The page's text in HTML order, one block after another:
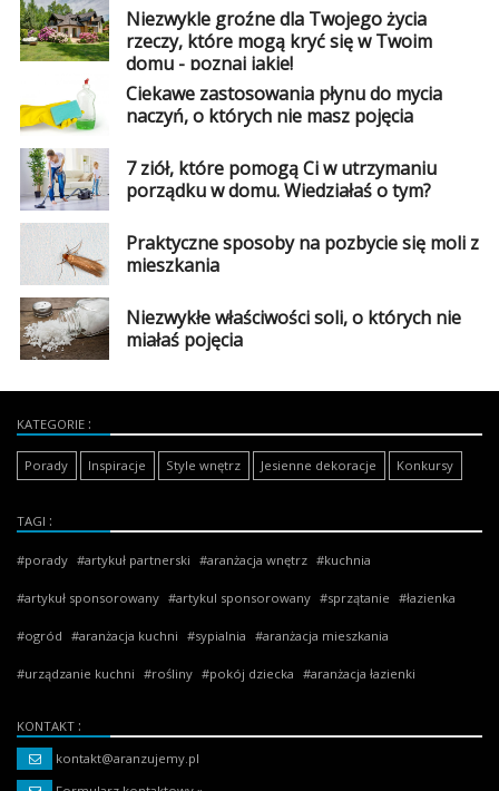
Niezwykle groźne dla Twojego życia
rzeczy, które mogą kryć się w Twoim
domu - poznaj jakie!
Ciekawe zastosowania płynu do mycia
naczyń, o których nie masz pojęcia
7 ziół, które pomogą Ci w utrzymaniu
porządku w domu. Wiedziałaś o tym?
Praktyczne sposoby na pozbycie się moli z
mieszkania
Niezwykłe właściwości soli, o których nie
miałaś pojęcia
KATEGORIE
Porady Inspiracje Style wnętrz Jesienne dekoracje Konkursy
TAGI
porady artykuł partnerski aranżacja wnętrz kuchnia
artykuł sponsorowany artykul sponsorowany sprzątanie łazienka
ogród aranżacja kuchni sypialnia aranżacja mieszkania
urządzanie kuchni rośliny pokój dziecka aranżacja łazienki
KONTAKT
kontakt@aranzujemy.pl